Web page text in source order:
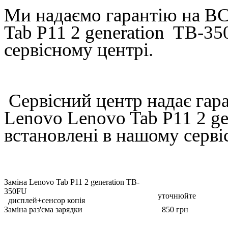
Ми надаємо гарантію на
Tab P11 2 generation TB-
сервісному центрі.
Сервісний центр надає
Lenovo Lenovo Tab P11 2
встановлені в нашому
Заміна Lenovo Tab P11 2 generation TB-
350FU
дисплей+сенсор копія
уточнюйте
Заміна раз'єма зарядки
850 грн